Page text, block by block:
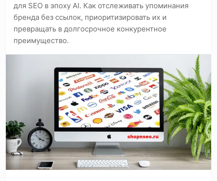
для SEO в эпоху AI. Как отслеживать упоминания
бренда без ссылок, приоритизировать их и
превращать в долгосрочное конкурентное
преимущество.